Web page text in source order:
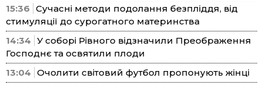
15:36 Сучасні методи подолання безпліддя, від
стимуляції до сурогатного материнства
14:34 У соборі Рівного відзначили Преображення
Господнє та освятили плоди
13:04 Очолити світовий футбол пропонують жінці